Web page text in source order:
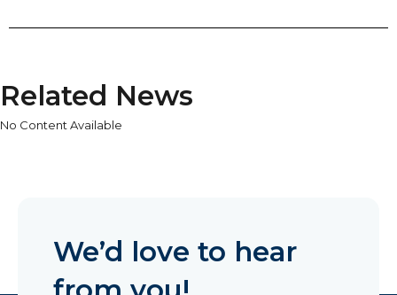
Related News
No Content Available
We’d love to hear